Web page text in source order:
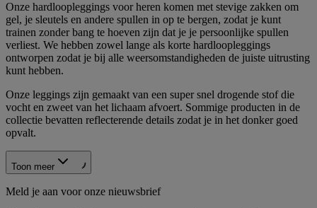
Onze hardloopleggings voor heren komen met stevige zakken om
gel, je sleutels en andere spullen in op te bergen, zodat je kunt
trainen zonder bang te hoeven zijn dat je je persoonlijke spullen
verliest. We hebben zowel lange als korte hardloopleggings
ontworpen zodat je bij alle weersomstandigheden de juiste uitrusting
kunt hebben.
Onze leggings zijn gemaakt van een super snel drogende stof die
vocht en zweet van het lichaam afvoert. Sommige producten in de
collectie bevatten reflecterende details zodat je in het donker goed
opvalt.
Toon meer
Meld je aan voor onze nieuwsbrief